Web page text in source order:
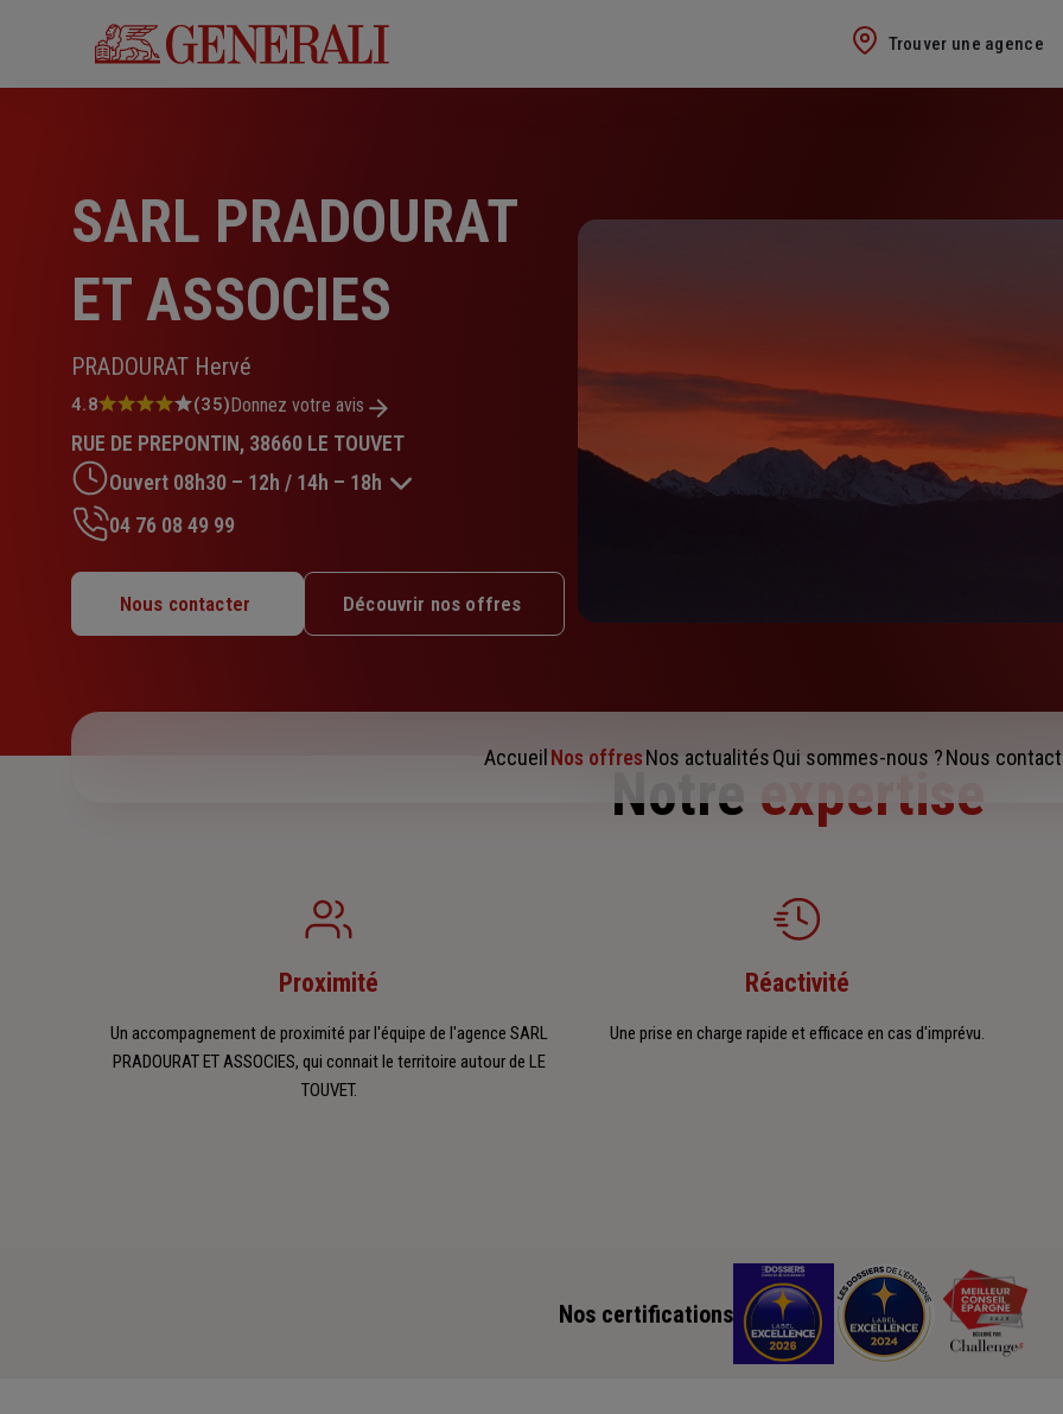
Trouver une agence
SARL PRADOURAT
ET ASSOCIES
PRADOURAT Hervé
Note
4.8
sur
5
étoiles
4.8 (35)Donnez votre avis
RUE DE PREPONTIN, 38660 LE TOUVET
Ouvert 08h30 – 12h / 14h – 18h
Mardi : 08h30 – 12h / 14h – 18h
Mercredi : 08h30 – 12h / 14h – 18h
Jeudi : 08h30 – 12h / 14h – 18h
04 76 08 49 99
Nous contacter Découvrir nos offres
Accueil Nos offresNos actualitésQui sommes-nous ?Nous
Notre expertise
Proximité
Un accompagnement de proximité par l'équipe de l'agence SARL
PRADOURAT ET ASSOCIES, qui connait le territoire autour de LE
TOUVET.
Réactivité
Une prise en charge rapide et efficace en cas d'imprévu.
Nos certifications